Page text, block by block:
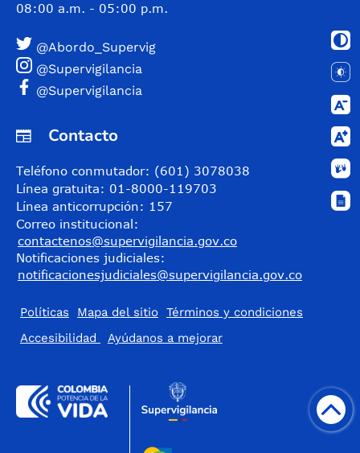
08:00 a.m. - 05:00 p.m.
@Abordo_Supervig
@Supervigilancia
@Supervigilancia
Contacto
Teléfono conmutador: (601) 3078038
Línea gratuita: 01-8000-119703
Línea anticorrupción: 157
Correo institucional:
contactenos@supervigilancia.gov.co
Notificaciones judiciales:
notificacionesjudiciales@supervigilancia.gov.co
Políticas Mapa del sitio
Términos y condiciones
Accesibilidad
​Ayúdanos a mejorar